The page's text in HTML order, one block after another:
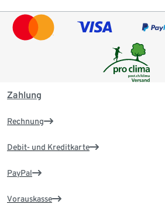
Zahlung
Rechnung
Debit- und Kreditkarte
PayPal
Vorauskasse